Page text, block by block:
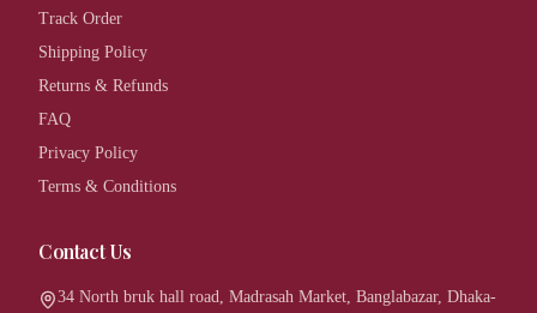
Track Order
Shipping Policy
Returns & Refunds
FAQ
Privacy Policy
Terms & Conditions
Contact Us
34 North bruk hall road, Madrasah Market, Banglabazar, Dhaka-